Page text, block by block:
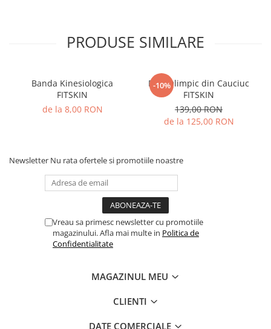
PRODUSE SIMILARE
Banda Kinesiologica
FITSKIN
de la 8,00 RON
-10%
Disc Olimpic din Cauciuc
FITSKIN
139,00 RON
de la 125,00 RON
Newsletter Nu rata ofertele si promotiile noastre
Vreau sa primesc newsletter cu promotiile
magazinului. Afla mai multe in Politica de
Confidentialitate
MAGAZINUL MEU
CLIENTI
DATE COMERCIALE